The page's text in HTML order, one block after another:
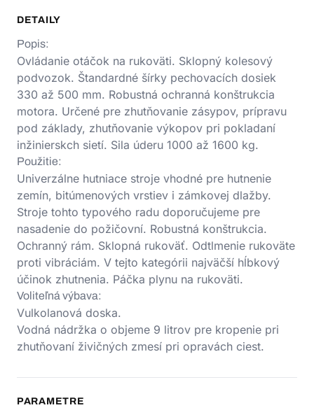
DETAILY
Popis:
Ovládanie otáčok na rukoväti. Sklopný kolesový
podvozok. Štandardné šírky pechovacích dosiek
330 až 500 mm. Robustná ochranná konštrukcia
motora. Určené pre zhutňovanie zásypov, prípravu
pod základy, zhutňovanie výkopov pri pokladaní
inžinierskch sietí. Sila úderu 1000 až 1600 kg.
Použitie:
Univerzálne hutniace stroje vhodné pre hutnenie
zemín, bitúmenových vrstiev i zámkovej dlažby.
Stroje tohto typového radu doporučujeme pre
nasadenie do požičovní. Robustná konštrukcia.
Ochranný rám. Sklopná rukoväť. Odtlmenie rukoväte
proti vibráciám. V tejto kategórii najväčší hĺbkový
účinok zhutnenia. Páčka plynu na rukoväti.
Voliteľná výbava:
Vulkolanová doska.
Vodná nádržka o objeme 9 litrov pre kropenie pri
zhutňovaní živičných zmesí pri opravách ciest.
PARAMETRE